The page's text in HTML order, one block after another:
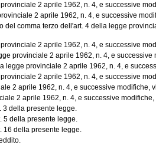
2 aprile 1962, n. 4, e successive
2 aprile 1962, n. 4, e successive
comma terzo dell'art. 4 della legge
2 aprile 1962, n. 4, e successive
provinciale 2 aprile 1962, n. 4, e successive
provinciale 2 aprile 1962, n. 4, e
2 aprile 1962, n. 4, e successive
2 aprile 1962, n. 4, e successive modifiche,
2 aprile 1962, n. 4, e successive
3 della presente legge.
5 della presente legge.
16 della presente legge.